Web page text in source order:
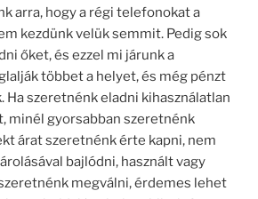
arra, hogy a régi telefonokat a
kezdünk velük semmit. Pedig sok
őket, és ezzel mi járunk a
többet a helyet, és még pénzt
Ha szeretnénk eladni kihasználatlan
minél gyorsabban szeretnénk
árat szeretnénk érte kapni, nem
bajlódni, használt vagy
megválni, érdemes lehet